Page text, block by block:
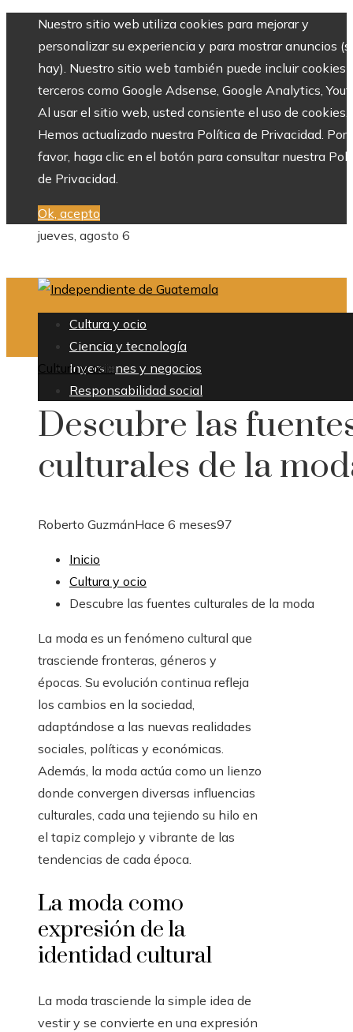
Nuestro sitio web utiliza cookies para mejorar y
personalizar su experiencia y para mostrar anuncios
hay). Nuestro sitio web también puede incluir cookies
terceros como Google Adsense, Google Analytics,
Al usar el sitio web, usted consiente el uso de cookies.
Hemos actualizado nuestra Política de Privacidad. Por
favor, haga clic en el botón para consultar nuestra
de Privacidad.
Ok, acepto
jueves, agosto 6
Cultura y ocio
Ciencia y tecnología
Inversiones y negocios
Responsabilidad social
Cultura y ocio
Descubre las
culturales de la
Roberto GuzmánHace 6 meses97
Inicio
Cultura y ocio
Descubre las fuentes culturales de la moda
La moda es un fenómeno cultural que
trasciende fronteras, géneros y
épocas. Su evolución continua refleja
los cambios en la sociedad,
adaptándose a las nuevas realidades
sociales, políticas y económicas.
Además, la moda actúa como un lienzo
donde convergen diversas influencias
culturales, cada una tejiendo su hilo en
el tapiz complejo y vibrante de las
tendencias de cada época.
La moda como
expresión de la
identidad cultural
La moda trasciende la simple idea de
vestir y se convierte en una expresión